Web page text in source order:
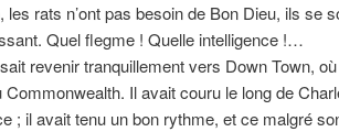
les rats n’ont pas besoin de Bon Dieu, ils se
Quel flegme ! Quelle intelligence !…
revenir tranquillement vers Down Town,
Commonwealth. Il avait couru le long de
; il avait tenu un bon rythme, et ce malgré